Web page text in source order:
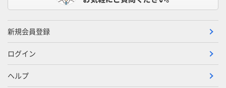
新規会員登録
ログイン
ヘルプ